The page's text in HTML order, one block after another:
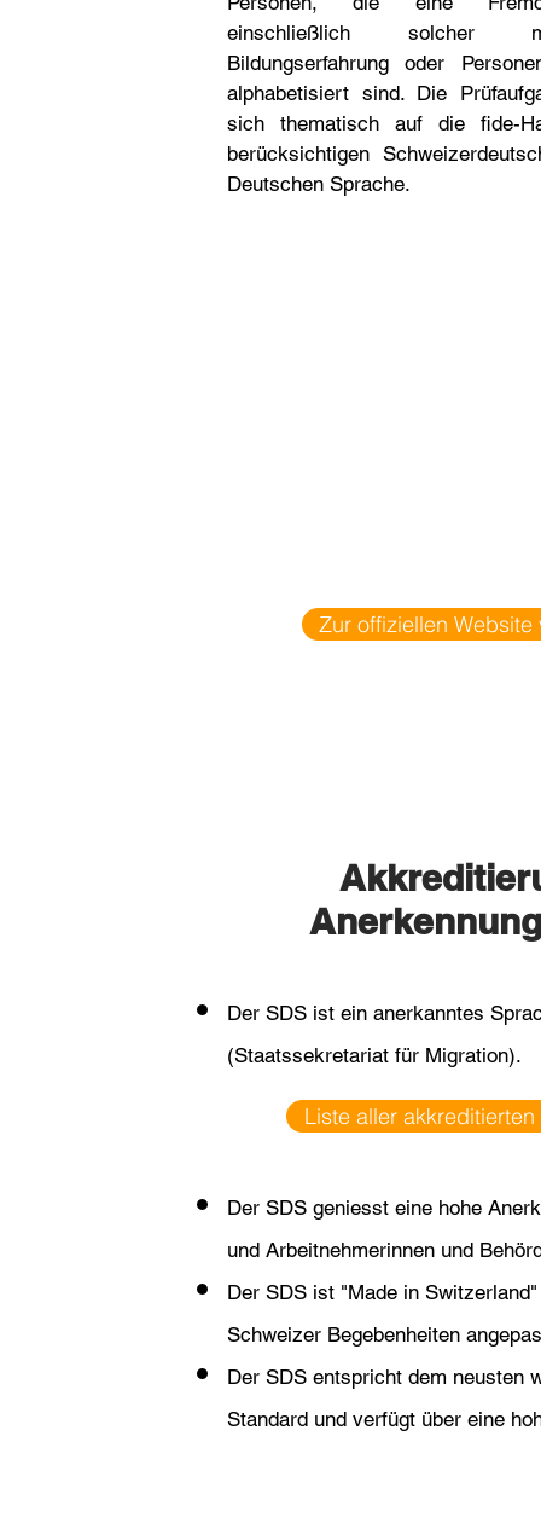
einschließlich solcher
Bildungserfahrung oder
alphabetisiert sind. Die P
sich thematisch auf die fide-
berücksichtigen
Deutschen Sprache.
Zur offiziellen Website
Akkred
Der SDS ist ein anerkanntes
(Staatssekretariat für Migration).
Der SDS geniesst eine hohe
und Arbeitnehmerinnen und
Der SDS ist "Made in
Schweizer Begebenheiten
Der SDS entspricht dem neusten
Standard und verfügt über eine
Liste aller